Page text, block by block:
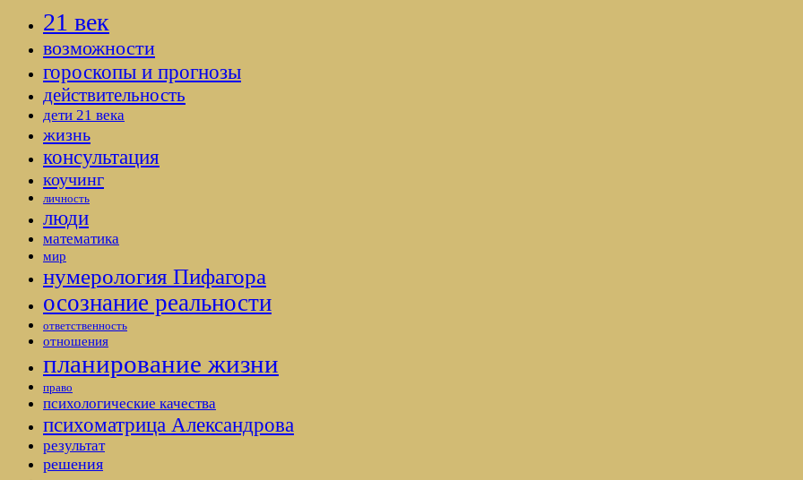
21 век
возможности
гороскопы и прогнозы
действительность
дети 21 века
жизнь
консультация
коучинг
личность
люди
математика
мир
нумерология Пифагора
осознание реальности
ответственность
отношения
планирование жизни
право
психологические качества
психоматрица Александрова
результат
решения